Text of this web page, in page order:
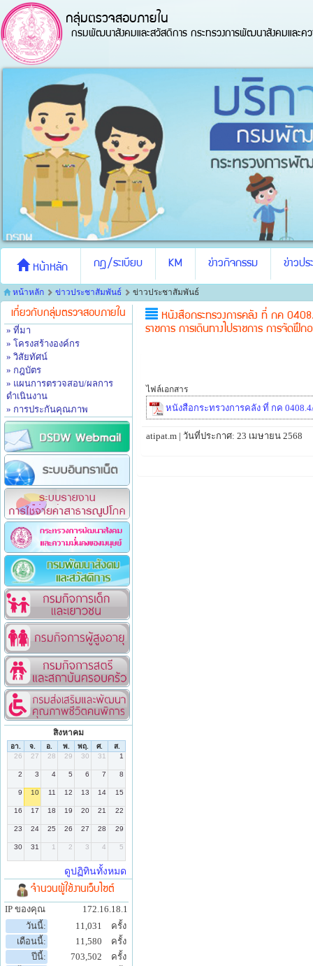
กลุ่มตรวจสอบภายใน
กรมพัฒนาสังคมและสวัสดิการ กระทรวงการพัฒนาสังคมและค
หน้าหลัก กฎ/ระเบียบ KM ข่าวกิจกรรม ข่าวป
หน้าหลัก ข่าวประชาสัมพันธ์ ข่าวประชาสัมพันธ์
เกี่ยวกับกลุ่มตรวจสอบภายใน
» ที่มา
» โครงสร้างองค์กร
» วิสัยทัศน์
» กฎบัตร
» แผนการตรวจสอบ/ผลการ
ดำเนินงาน
» การประกันคุณภาพ
สิงหาคม
จำนวนผู้ใช้งานเว็บไซต์
IP ของคุณ
172.16.18.1
วันนี้:
11,031
ครั้ง
เดือนนี้:
11,580
ครั้ง
ปีนี้:
703,502
ครั้ง
หนังสือกระทรวงการคลัง ที่ กค
ราชการ การเดินทางไปราชการ การจัดฝึ
ไฟล์เอกสาร
หนังสือกระทรวงการคลัง ที่ กค
atipat.m | วันที่ประกาศ: 23 เมษายน 2568